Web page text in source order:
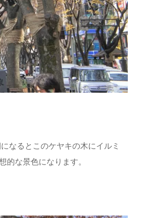
なるとこのケヤキの木にイルミ
な景色になります。